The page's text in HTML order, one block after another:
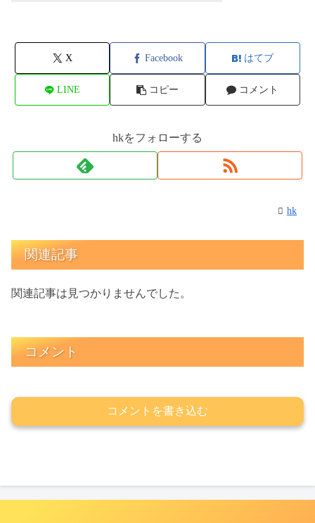
X Facebook はてブ
LINE コピー コメント
hkをフォローする
hk
関連記事
関連記事は見つかりませんでした。
コメント
コメントを書き込む